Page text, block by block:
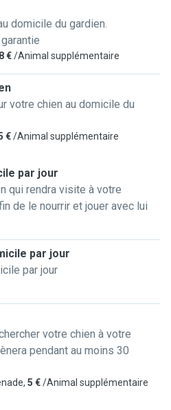
américain comme dit
de son dressage ainsi je
dans ce domaine donc je
du dressage.
les visites à domicile, je peux
que ce soit une ou plusieurs
à vos animaux des
déjà habituée à en
le temps varie en fonction des
je pourrai les promener
le matin et l'après-midi.
je m’adapte à chaque chien
et ses habitudes. Qu’il ait
d’un moment de jeu ou
je saurai répondre à
et professionnalisme.
domicile du gardien.
8 €/Animal supplémentaire
votre chien au domicile du
€/Animal supplémentaire
par jour
qui rendra visite à votre
de le nourrir et jouer avec lui
par jour
par jour
votre chien à votre
pendant au moins 30
5 €/Animal supplémentaire